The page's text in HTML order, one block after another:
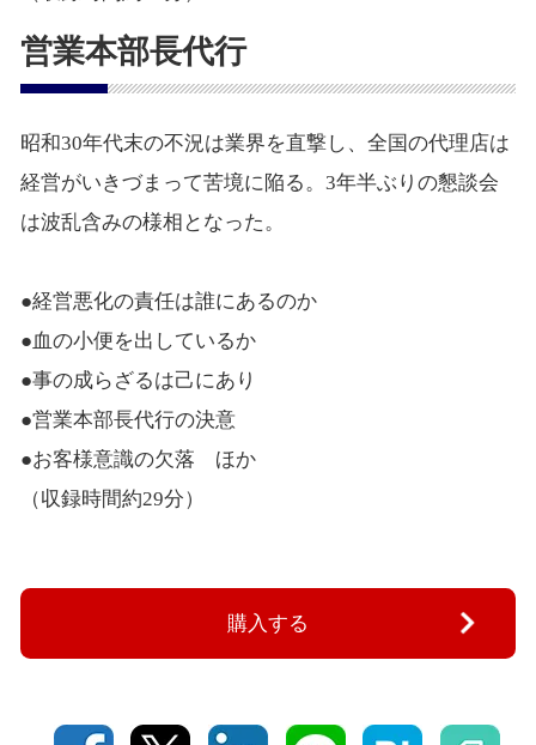
営業本部長代行
昭和30年代末の不況は業界を直撃し、全国の代理店は
経営がいきづまって苦境に陥る。3年半ぶりの懇談会
は波乱含みの様相となった。
●経営悪化の責任は誰にあるのか
●血の小便を出しているか
●事の成らざるは己にあり
●営業本部長代行の決意
●お客様意識の欠落 ほか
（収録時間約29分）
購入する